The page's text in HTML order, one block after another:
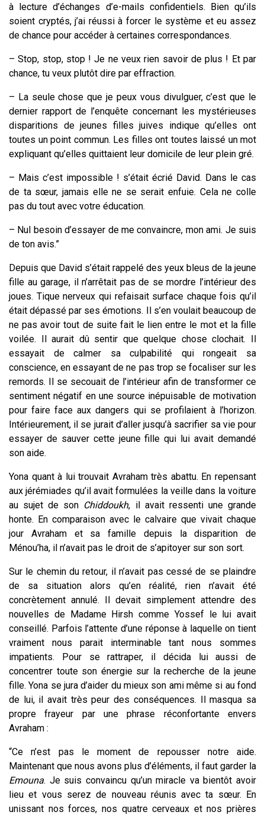
à lecture d’échanges d’e-mails confidentiels. Bien qu’ils
soient cryptés, j’ai réussi à forcer le système et eu assez
de chance pour accéder à certaines correspondances.
– Stop, stop, stop ! Je ne veux rien savoir de plus ! Et par
chance, tu veux plutôt dire par effraction.
– La seule chose que je peux vous divulguer, c’est que le
dernier rapport de l’enquête concernant les mystérieuses
disparitions de jeunes filles juives indique qu’elles ont
toutes un point commun. Les filles ont toutes laissé un mot
expliquant qu’elles quittaient leur domicile de leur plein gré.
– Mais c’est impossible ! s’était écrié David. Dans le cas
de ta sœur, jamais elle ne se serait enfuie. Cela ne colle
pas du tout avec votre éducation.
– Nul besoin d’essayer de me convaincre, mon ami. Je suis
de ton avis.”
Depuis que David s’était rappelé des yeux bleus de la jeune
fille au garage, il n’arrêtait pas de se mordre l’intérieur des
joues. Tique nerveux qui refaisait surface chaque fois qu’il
était dépassé par ses émotions. Il s’en voulait beaucoup de
ne pas avoir tout de suite fait le lien entre le mot et la fille
voilée. Il aurait dû sentir que quelque chose clochait. Il
essayait de calmer sa culpabilité qui rongeait sa
conscience, en essayant de ne pas trop se focaliser sur les
remords. Il se secouait de l’intérieur afin de transformer ce
sentiment négatif en une source inépuisable de motivation
pour faire face aux dangers qui se profilaient à l’horizon.
Intérieurement, il se jurait d’aller jusqu’à sacrifier sa vie pour
essayer de sauver cette jeune fille qui lui avait demandé
son aide.
Yona quant à lui trouvait Avraham très abattu. En repensant
aux jérémiades qu’il avait formulées la veille dans la voiture
au sujet de son Chiddoukh, il avait ressenti une grande
honte. En comparaison avec le calvaire que vivait chaque
jour Avraham et sa famille depuis la disparition de
Ménou’ha, il n’avait pas le droit de s’apitoyer sur son sort.
Sur le chemin du retour, il n’avait pas cessé de se plaindre
de sa situation alors qu’en réalité, rien n’avait été
concrètement annulé. Il devait simplement attendre des
nouvelles de Madame Hirsh comme Yossef le lui avait
conseillé. Parfois l’attente d’une réponse à laquelle on tient
vraiment nous parait interminable tant nous sommes
impatients. Pour se rattraper, il décida lui aussi de
concentrer toute son énergie sur la recherche de la jeune
fille. Yona se jura d’aider du mieux son ami même si au fond
de lui, il avait très peur des conséquences. Il masqua sa
propre frayeur par une phrase réconfortante envers
Avraham :
“Ce n’est pas le moment de repousser notre aide.
Maintenant que nous avons plus d’éléments, il faut garder la
Emouna. Je suis convaincu qu’un miracle va bientôt avoir
lieu et vous serez de nouveau réunis avec ta sœur. En
unissant nos forces, nos quatre cerveaux et nos prières